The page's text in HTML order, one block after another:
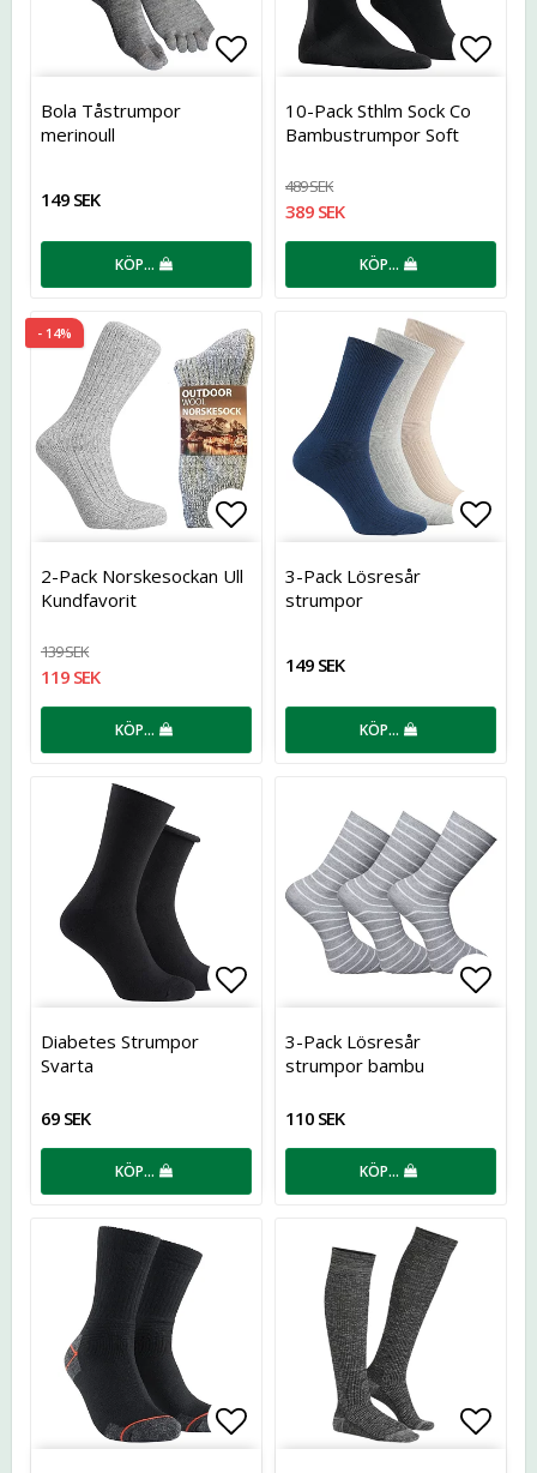
Lägg till i favoritlistan
Bola Tåstrumpor
merinoull
149 SEK
KÖP…
10-Pack Sthlm Sock Co
Bambustrumpor Soft
489 SEK
389 SEK
KÖP…
- 14%
Lägg till i favoritlistan
2-Pack Norskesockan Ull
Kundfavorit
139 SEK
119 SEK
KÖP…
3-Pack Lösresår
strumpor
149 SEK
KÖP…
Lägg till i favoritlistan
Diabetes Strumpor
Svarta
69 SEK
KÖP…
3-Pack Lösresår
strumpor bambu
110 SEK
KÖP…